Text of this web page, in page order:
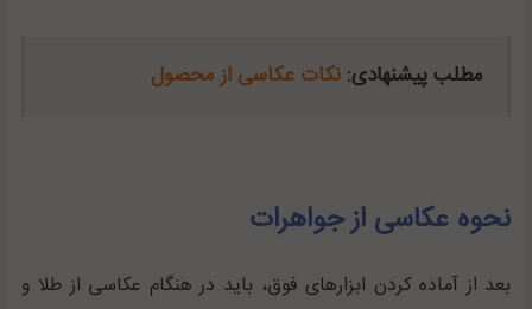
مطلب پیشنهادی: نکات عکاسی از محصول
نحوه عکاسی از جواهرات
بعد از آماده کردن ابزارهای فوق، باید در هنگام عکاسی از طلا و